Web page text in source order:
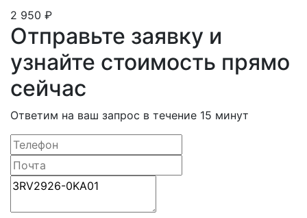
2 950 ₽
Отправьте заявку и
узнайте стоимость прямо
сейчас
Ответим на ваш запрос в течение 15 минут